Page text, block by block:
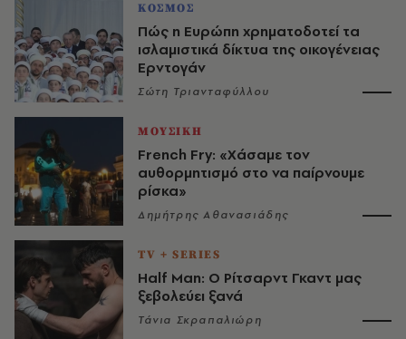
ΚΟΣΜΟΣ
Πώς η Ευρώπη χρηματοδοτεί τα
ισλαμιστικά δίκτυα της οικογένειας
Ερντογάν
Σώτη Τριανταφύλλου
ΜΟΥΣΙΚΗ
French Fry: «Χάσαμε τον
αυθορμητισμό στο να παίρνουμε
ρίσκα»
Δημήτρης Αθανασιάδης
TV + SERIES
Half Man: Ο Ρίτσαρντ Γκαντ μας
ξεβολεύει ξανά
Τάνια Σκραπαλιώρη